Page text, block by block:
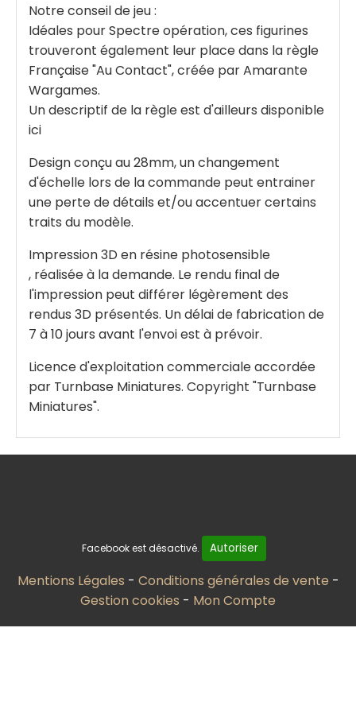
Notre conseil de jeu :
Idéales pour Spectre opération, ces figurines
trouveront également leur place dans la règle
Française "Au Contact", créée par Amarante
Wargames.
Un descriptif de la règle est d'ailleurs disponible
ici
Design conçu au 28mm, un changement
d'échelle lors de la commande peut entrainer
une perte de détails et/ou accentuer certains
traits du modèle.
Impression 3D en résine photosensible
, réalisée à la demande. Le rendu final de
l'impression peut différer légèrement des
rendus 3D présentés. Un délai de fabrication de
7 à 10 jours avant l'envoi est à prévoir.
Licence d'exploitation commerciale accordée
par Turnbase Miniatures. Copyright "Turnbase
Miniatures".
Facebook est désactivé. Autoriser
Mentions Légales
Conditions générales de vente
Gestion cookies
Mon Compte